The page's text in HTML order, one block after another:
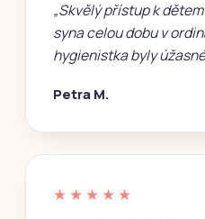
„Skvělý přístup k
syna celou dobu v
hygienistka byly
Petra M.
★★★★★